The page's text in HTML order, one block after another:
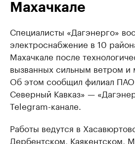
Махачкале
Специалисты «Дагэнерго»
электроснабжение в 10
Махачкале после
вызванных сильным ветром и
Об этом сообщил филиал ПАО
Северный Кавказ» —
Telegram-канале.
Работы ведутся в
Дербентском, Каякентском,